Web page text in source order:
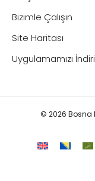
Bizimle Çalışın
Site Haritası
Uygulamamızı
© 2026 Bosna